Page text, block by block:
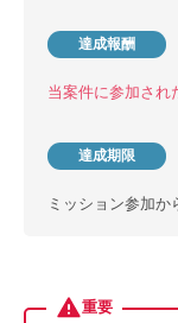
達成報酬
当案件に参加され
達成期限
ミッション参加か
重要